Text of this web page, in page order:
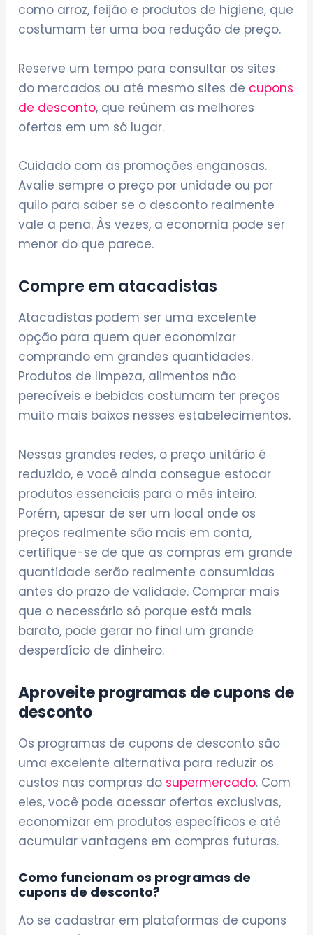
como arroz, feijão e produtos de higiene, que
costumam ter uma boa redução de preço.
Reserve um tempo para consultar os sites
do mercados ou até mesmo sites de cupons
de desconto, que reúnem as melhores
ofertas em um só lugar.
Cuidado com as promoções enganosas.
Avalie sempre o preço por unidade ou por
quilo para saber se o desconto realmente
vale a pena. Às vezes, a economia pode ser
menor do que parece.
Compre em atacadistas
Atacadistas podem ser uma excelente
opção para quem quer economizar
comprando em grandes quantidades.
Produtos de limpeza, alimentos não
perecíveis e bebidas costumam ter preços
muito mais baixos nesses estabelecimentos.
Nessas grandes redes, o preço unitário é
reduzido, e você ainda consegue estocar
produtos essenciais para o mês inteiro.
Porém, apesar de ser um local onde os
preços realmente são mais em conta,
certifique-se de que as compras em grande
quantidade serão realmente consumidas
antes do prazo de validade. Comprar mais
que o necessário só porque está mais
barato, pode gerar no final um grande
desperdício de dinheiro.
Aproveite programas de cupons de
desconto
Os programas de cupons de desconto são
uma excelente alternativa para reduzir os
custos nas compras do supermercado. Com
eles, você pode acessar ofertas exclusivas,
economizar em produtos específicos e até
acumular vantagens em compras futuras.
Como funcionam os programas de
cupons de desconto?
Ao se cadastrar em plataformas de cupons